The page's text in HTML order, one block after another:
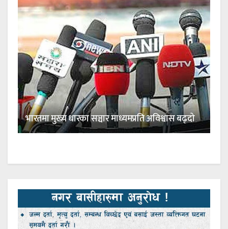
भारतमा मुख्य धारका सञ्चार माध्यमप्रति अविश्वास बढ्दो